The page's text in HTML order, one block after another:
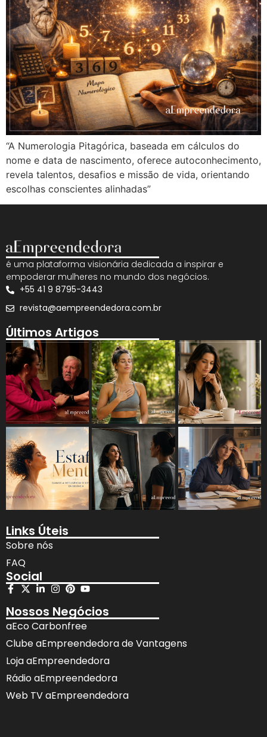
“A Numerologia Pitagórica, baseada em cálculos do
nome e data de nascimento, oferece autoconhecimento,
revela talentos, desafios e missão de vida, orientando
escolhas conscientes alinhadas”
é uma plataforma visionária dedicada a inspirar e
empoderar mulheres no mundo dos negócios.
+55 41 9 8795-3443
revista@aempreendedora.com.br
Últimos Artigos
Links Úteis
Sobre nós
FAQ
Social
Nossos Negócios
aEco Carbonfree
Clube aEmpreendedora de Vantagens
Loja aEmpreendedora
Rádio aEmpreendedora
Web TV aEmpreendedora